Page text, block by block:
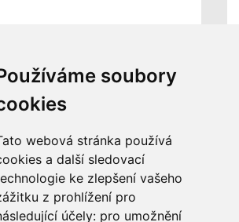
soubory
webová stránka používá
a další sledovací
ke zlepšení vašeho
z prohlížení pro
účely: pro umožnění
současnost
ÚDAJE
prací
INFORMACE
osobních údajů
ODKAZY